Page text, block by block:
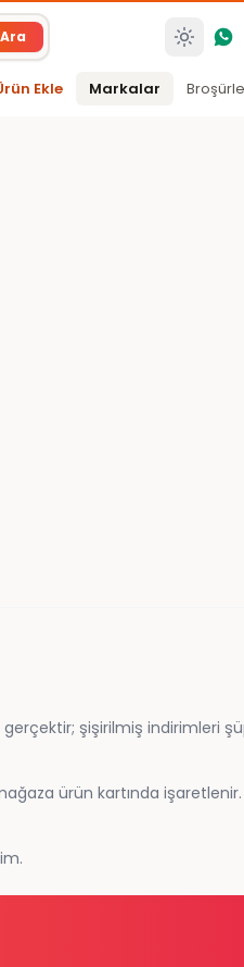
Ara
Ekle Markalar
şişirilmiş indirimleri
ürün kartında işaretlenir.